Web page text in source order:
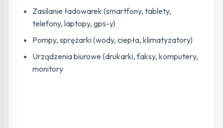
Zasilanie ładowarek (smartfony, tablety,
telefony, laptopy, gps-y)
Pompy, sprężarki (wody, ciepła, klimatyzatory)
Urządzenia biurowe (drukarki, faksy, komputery,
monitory